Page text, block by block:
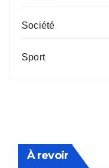
Société
Sport
À revoir